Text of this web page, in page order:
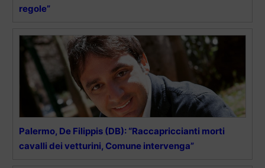
regole”
Palermo, De Filippis (DB): “Raccapriccianti morti
cavalli dei vetturini, Comune intervenga”